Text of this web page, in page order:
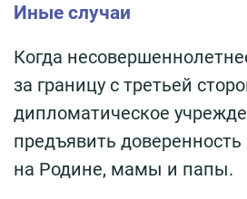
Иные случаи
Когда
за границу с третьей
дипломатическое
предъявить
на Родине, мамы и папы.